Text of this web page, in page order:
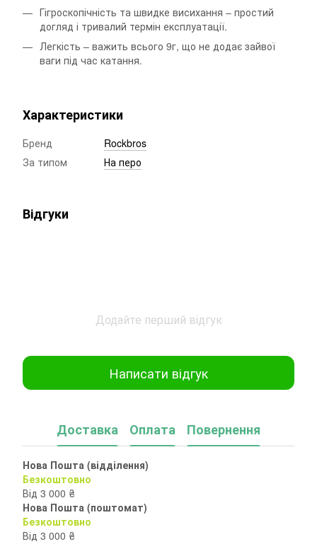
Гігроскопічність та швидке висихання – простий
догляд і тривалий термін експлуатації.
Легкість – важить всього 9г, що не додає зайвої
ваги під час катання.
Характеристики
Бренд
Rockbros
За типом
На перо
Відгуки
Додайте перший відгук
Написати відгук
Доставка Оплата Повернення
Нова Пошта (відділення)
Безкоштовно
Від 3 000 ₴
Нова Пошта (поштомат)
Безкоштовно
Від 3 000 ₴